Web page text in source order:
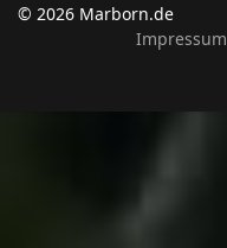
© 2026 Marborn.de
Impressum